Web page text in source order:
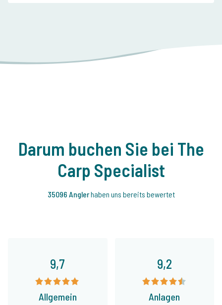
Darum buchen Sie bei The
Carp Specialist
35096 Anglerhaben uns bereits bewertet
9,7
Allgemein
9,2
Anlagen